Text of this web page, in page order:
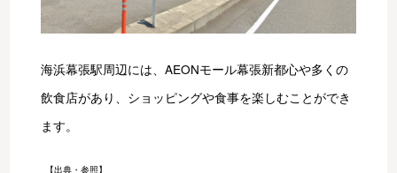
海浜幕張駅周辺には、AEONモール幕張新都心や多くの
飲食店があり、ショッピングや食事を楽しむことができ
ます。
【出典・参照】